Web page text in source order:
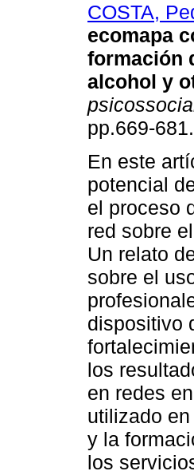
COSTA,
ecomapa
formación
alcohol y
pp.669-
En este
potencial
el proceso
red sobre
Un relato
sobre el
dispositivo
los
en redes
utilizado
y la
los